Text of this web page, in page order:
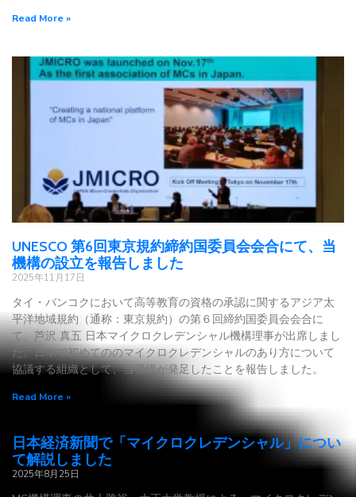
Read More »
UNESCO 第6回東京規約締約国委員会会合にて、当
機構の設立を報告しました
2025年11月17日
タイ・バンコクにおいて高等教育の資格の承認に関するアジア太
平洋地域規約（通称：東京規約）の第６回締約国委員会会合に
て、芦沢 真五 日本マイクロクレデンシャル機構理事が出席しまし
た。日本で初めてののマイクロクレデンシャルのあり方について
協議する組織として、当機構が発足したことを報告しました。
Read More »
日本経済新聞で「マイクロクレデンシャル」につい
て解説しました
2025年8月25日